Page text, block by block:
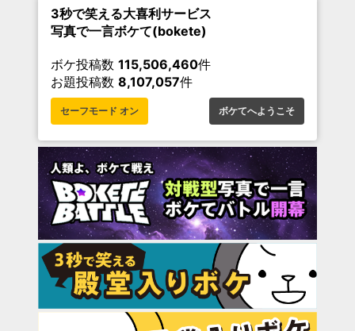
3秒で笑える大喜利サービス
写真で一言ボケて(bokete)
ボケ投稿数 115,506,460件
お題投稿数 8,107,057件
セーフモード オン ボケてへようこそ